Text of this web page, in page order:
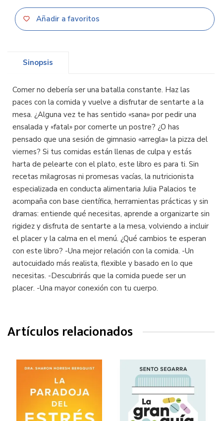
Añadir a favoritos
Sinopsis
Comer no debería ser una batalla constante. Haz las
paces con la comida y vuelve a disfrutar de sentarte a la
mesa. ¿Alguna vez te has sentido «sana» por pedir una
ensalada y «fatal» por comerte un postre? ¿O has
pensado que una sesión de gimnasio «arregla» la pizza del
viernes? Si tus comidas están llenas de culpa y estás
harta de pelearte con el plato, este libro es para ti. Sin
recetas milagrosas ni promesas vacías, la nutricionista
especializada en conducta alimentaria Julia Palacios te
acompaña con base científica, herramientas prácticas y sin
dramas: entiende qué necesitas, aprende a organizarte sin
rigidez y disfruta de sentarte a la mesa, volviendo a incluir
el placer y la calma en el menú. ¿Qué cambios te esperan
con este libro? -Una mejor relación con la comida. -Un
autocuidado más realista, flexible y basado en lo que
necesitas. -Descubrirás que la comida puede ser un
placer. -Una mayor conexión con tu cuerpo.
Artículos relacionados